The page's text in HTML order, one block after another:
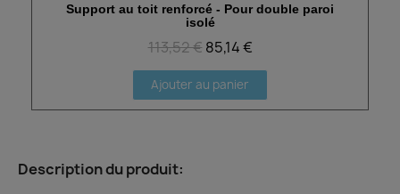
Aperçu rapide
Support au toit renforcé - Pour double paroi
isolé
113,52 € 85,14 €
Ajouter au panier
Description du produit: